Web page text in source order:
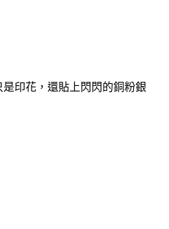
印花，還貼上閃閃的銅粉銀